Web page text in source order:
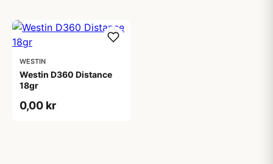
WESTIN
Westin D360 Distance
18gr
0,00 kr